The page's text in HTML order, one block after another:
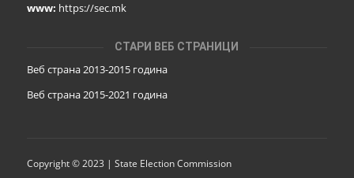
www: https://sec.mk
СТАРИ ВЕБ СТРАНИЦИ
Веб страна 2013-2015 година
Веб страна 2015-2021 година
Copyright © 2023 | State Election Commission